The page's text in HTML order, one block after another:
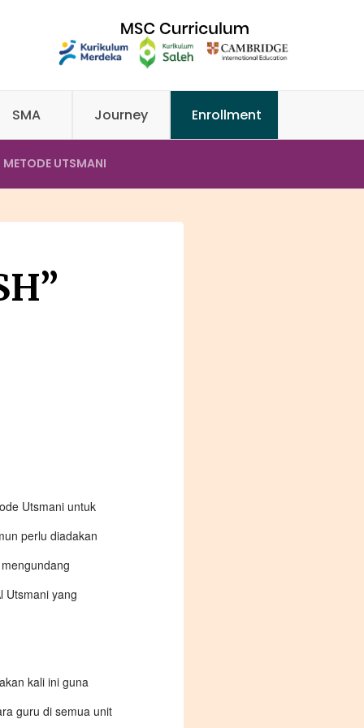
SMA Journey Enrollment
METODE UTSMANI
Utsmani untuk
perlu diadakan
Utsmani yang
kali ini guna
guru di semua unit